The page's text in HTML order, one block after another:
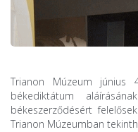
Trianon Múzeum június
békediktátum
békeszerződésért
Trianon Múzeumban